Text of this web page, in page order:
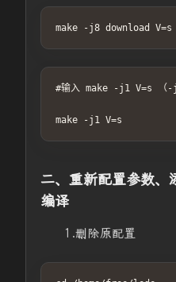
make -j8 download V=s
#输入 make -j1 V=s （-j1
make -j1 V=s
二、重新配置参数、
编译
1.删除原配置